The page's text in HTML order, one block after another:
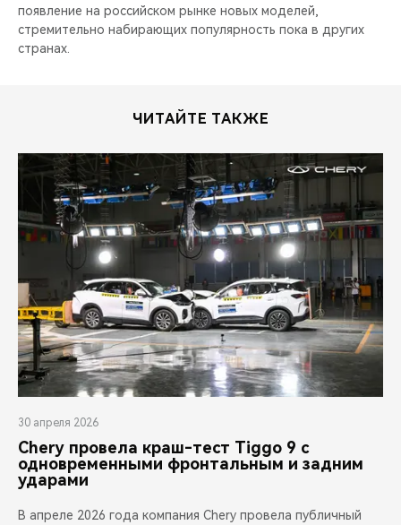
появление на российском рынке новых моделей,
стремительно набирающих популярность пока в других
странах.
ЧИТАЙТЕ ТАКЖЕ
30 апреля 2026
Chery провела краш-тест Tiggo 9 с
одновременными фронтальным и задним
ударами
В апреле 2026 года компания Chery провела публичный